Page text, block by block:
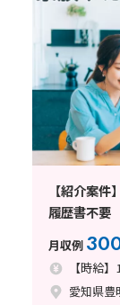
【紹介案
履歴書不要
月収例
【時給
愛知県豊